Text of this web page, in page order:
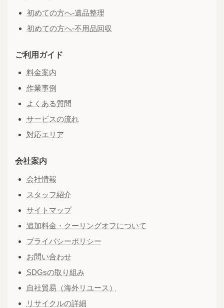
初めての方へ-遺品整理
初めての方へ-不用品回収
ご利用ガイド
料金案内
作業事例
よくある質問
サービスの流れ
対応エリア
会社案内
会社情報
スタッフ紹介
サイトマップ
追加料金・クーリングオフについて
プライバシーポリシー
お問い合わせ
SDGsの取り組み
自社貿易（海外リユース）
リサイクルの詳細